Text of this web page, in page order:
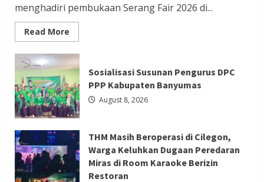
Berita Ekonomi dan Bisnis
Berita Trending
GIIAS Education Day Menjadi Sarana
Belajar Interaktif bagi Pelajar SMK
Sederajat hingga Perguruan Tinggi
Redaksi 01 August 8, 2026
menghadiri pembukaan Serang Fair 2026 di...
Read More
more
Serang
Fair
2026
Jadi
Etalase
UMKM,
Sekda
Deden
Ajak
Masyarakat
Cintai
Produk
Lokal
Sosialisasi Susunan Pengurus DPC
PPP Kabupaten Banyumas
August 8, 2026
THM Masih Beroperasi di Cilegon,
Warga Keluhkan Dugaan Peredaran
Miras di Room Karaoke Berizin
Restoran